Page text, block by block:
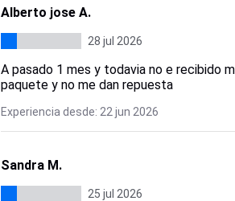
Alberto jose A.
28 jul 2026
A pasado 1 mes y todavia no e recibido
paquete y no me dan repuesta
Experiencia desde: 22 jun 2026
Sandra M.
25 jul 2026